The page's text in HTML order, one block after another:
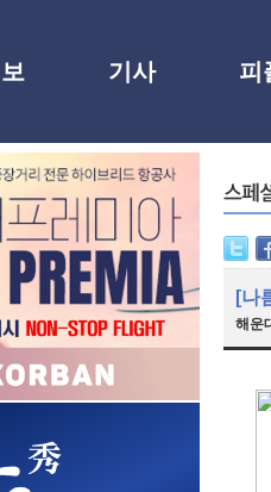
기사 피
[나
해운